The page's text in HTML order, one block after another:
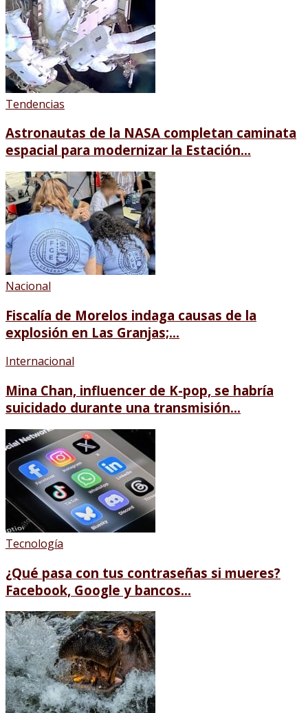
Tendencias
Astronautas de la NASA completan caminata
espacial para modernizar la Estación...
Nacional
Fiscalía de Morelos indaga causas de la
explosión en Las Granjas;...
Internacional
Mina Chan, influencer de K-pop, se habría
suicidado durante una transmisión...
Tecnología
¿Qué pasa con tus contraseñas si mueres?
Facebook, Google y bancos...